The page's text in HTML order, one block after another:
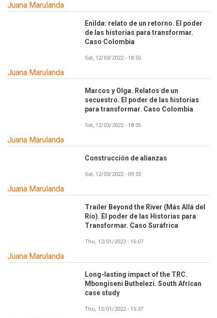
Juana Marulanda
Enilda: relato de un retorno. El poder
de las historias para transformar.
Caso Colombia
Sat, 12/03/2022 - 18:50
Juana Marulanda
Marcos y Olga. Relatos de un
secuestro. El poder de las historias
para transformar. Caso Colombia
Sat, 12/03/2022 - 18:35
Juana Marulanda
Construcción de alianzas
Sat, 12/03/2022 - 09:32
Juana Marulanda
Trailer Beyond the River (Más Allá del
Río). El poder de las Historias para
Transformar. Caso Suráfrica
Thu, 12/01/2022 - 16:07
Juana Marulanda
Long-lasting impact of the TRC.
Mbongiseni Buthelezi. South African
case study
Thu, 12/01/2022 - 15:37